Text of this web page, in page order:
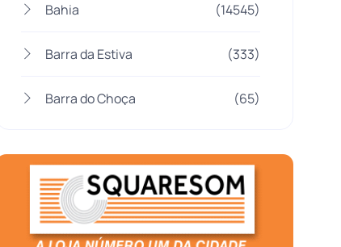
Bahia (14545)
Barra da Estiva (333)
Barra do Choça (65)
Bom Jesus da Lapa (506)
Boquira (152)